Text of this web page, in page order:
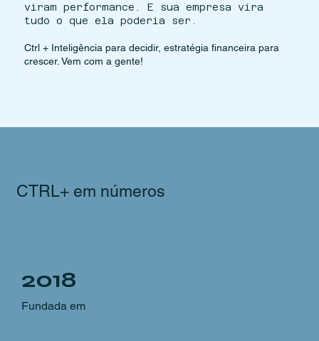
viram performance. E sua empresa vira
tudo o que ela poderia ser.
Ctrl + Inteligência para decidir, estratégia financeira para
crescer. Vem com a gente!
CTRL+ em números
Fundada em
2018